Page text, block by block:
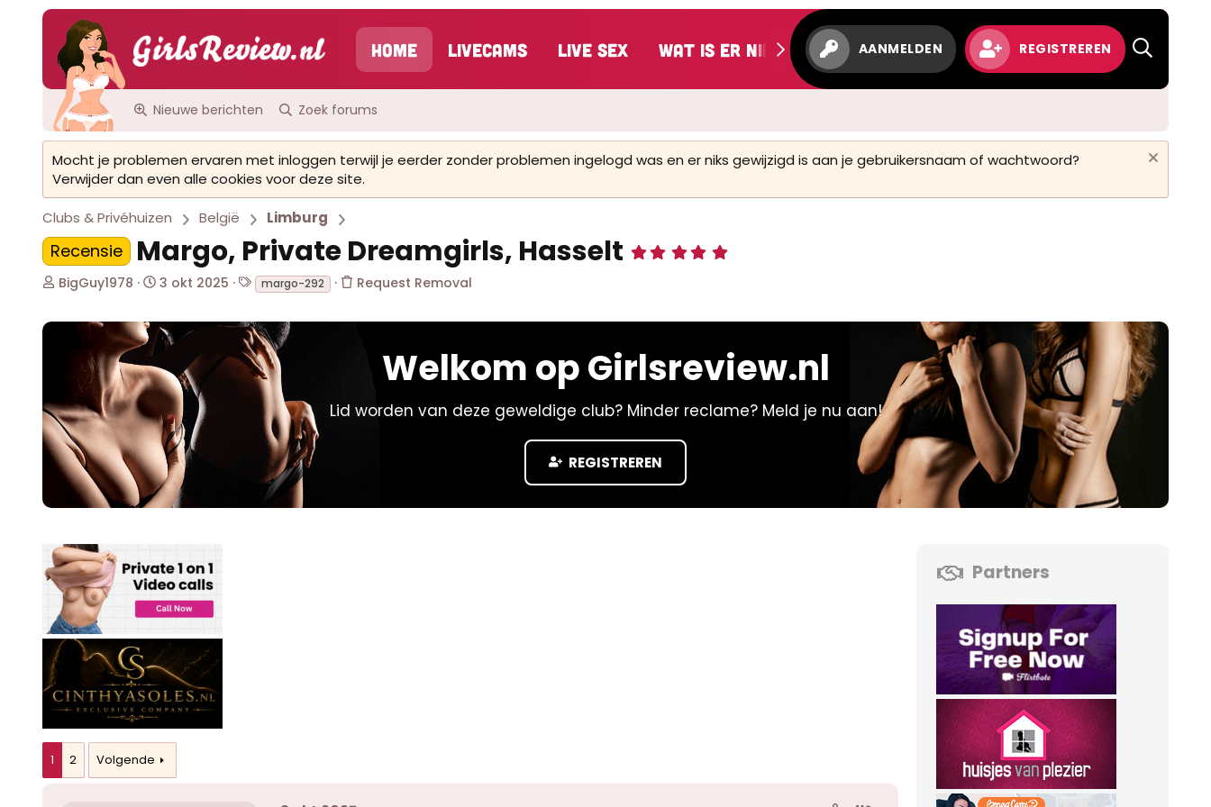
Home LiveCams Live Sex Wat is er nieuw AANMELDEN REGISTREREN
Nieuwe berichten Zoek forums
Mocht je problemen ervaren met inloggen terwijl je eerder zonder problemen ingelogd was en er niks gewijzigd is aan je gebruikersnaam of wachtwoord?
Verwijder dan even alle cookies voor deze site.
Clubs & Privéhuizen België Limburg
Recensie Margo, Private Dreamgirls, Hasselt 5
t
r
(
r
n
O
r
p
s
t
a
t
BigGuy1978
S
r
d
a
u
m
3 okt 2025
T
a
s
margo-292 Request Removal
Welkom op Girlsreview.nl
Lid worden van deze geweldige club? Minder reclame? Meld je nu aan!
REGISTREREN
1 2 Volgende
Partners